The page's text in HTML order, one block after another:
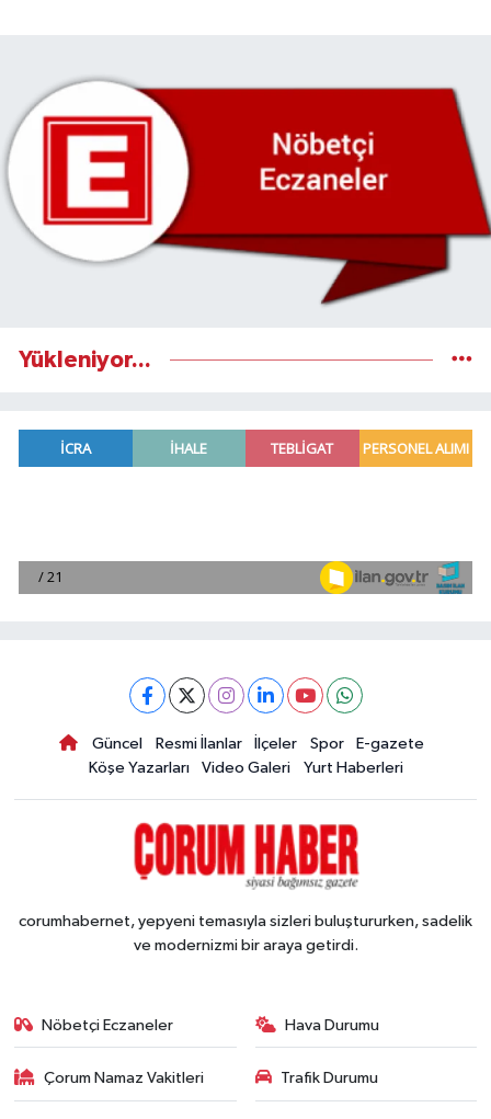
Yükleniyor...
Güncel Resmi İlanlar İlçeler Spor
E-gazete
Köşe Yazarları
Video Galeri Yurt Haberleri
corumhabernet, yepyeni temasıyla sizleri buluştururken, sadelik
ve modernizmi bir araya getirdi.
Nöbetçi Eczaneler Hava Durumu
Çorum Namaz Vakitleri Trafik Durumu